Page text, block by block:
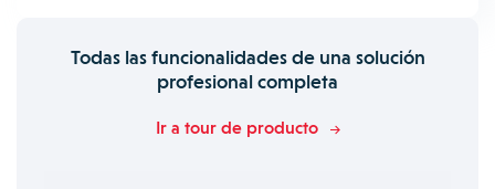
Todas las funcionalidades de una solución
profesional completa
Ir a tour de producto